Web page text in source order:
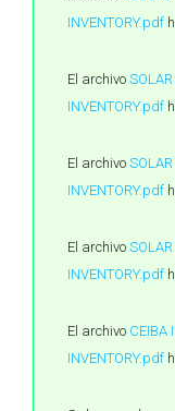
INVENTORY.pdf
El archivo SOLAR
INVENTORY.pdf
El archivo SOLAR
INVENTORY.pdf
El archivo SOLAR
INVENTORY.pdf
El archivo CEIBA
INVENTORY.pdf